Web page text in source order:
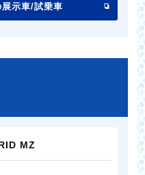
示車/試乗車
MZ